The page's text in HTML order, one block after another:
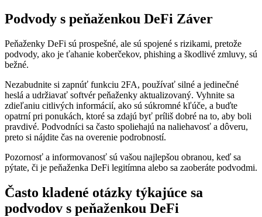
Podvody s peňaženkou DeFi Záver
Peňaženky DeFi sú prospešné, ale sú spojené s rizikami, pretože
podvody, ako je ťahanie koberčekov, phishing a škodlivé zmluvy, sú
bežné.
Nezabudnite si zapnúť funkciu 2FA, používať silné a jedinečné
heslá a udržiavať softvér peňaženky aktualizovaný. Vyhnite sa
zdieľaniu citlivých informácií, ako sú súkromné kľúče, a buďte
opatrní pri ponukách, ktoré sa zdajú byť príliš dobré na to, aby boli
pravdivé. Podvodníci sa často spoliehajú na naliehavosť a dôveru,
preto si nájdite čas na overenie podrobností.
Pozornosť a informovanosť sú vašou najlepšou obranou, keď sa
pýtate, či je peňaženka DeFi legitímna alebo sa zaoberáte podvodmi.
Často kladené otázky týkajúce sa
podvodov s peňaženkou DeFi